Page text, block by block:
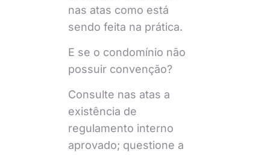
nas atas como está
sendo feita na prática.
E se o condomínio não
possuir convenção?
Consulte nas atas a
existência de
regulamento interno
aprovado; questione a